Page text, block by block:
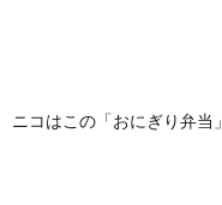
ニコはこの「おにぎり弁当」